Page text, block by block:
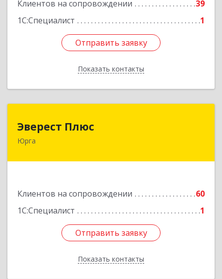
Клиентов на сопровождении
39
1С:Специалист
1
Отправить заявку
Показать контакты
Отправить заявку
Назад
Эверест Плюс
Юрга
Клиентов на сопровождении
60
1С:Специалист
1
Отправить заявку
Показать контакты
652055, Кемеровская обл, Юрга г, Московская
Отправить заявку
Назад